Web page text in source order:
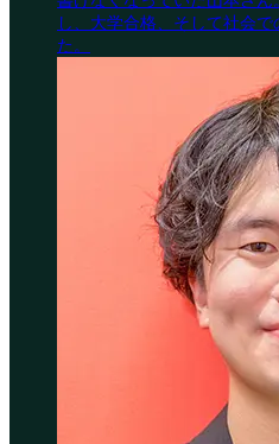
し、大学合格、そして社会
た。